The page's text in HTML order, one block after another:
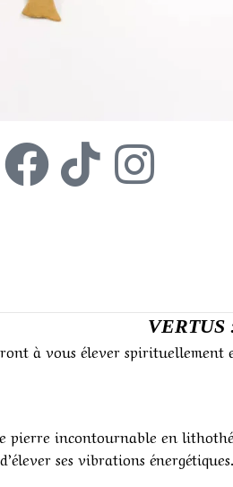
VERTUS
à vous élever spirituellement
pierre incontournable en
ses vibrations énergétiques.